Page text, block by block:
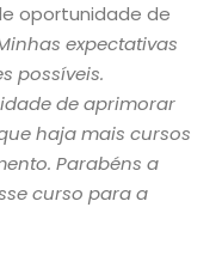
oportunidade de
expectativas
possíveis.
de aprimorar
haja mais cursos
Parabéns a
curso para a